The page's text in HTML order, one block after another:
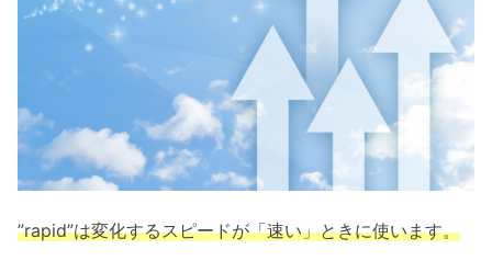
”rapid”は変化するスピードが「速い」ときに使います。